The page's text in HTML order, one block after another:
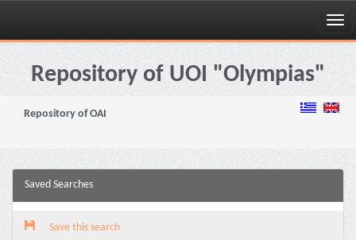
Skip
navigationRepository of UOI "Olympias"
Repository of OAI
Saved Searches
Save this search